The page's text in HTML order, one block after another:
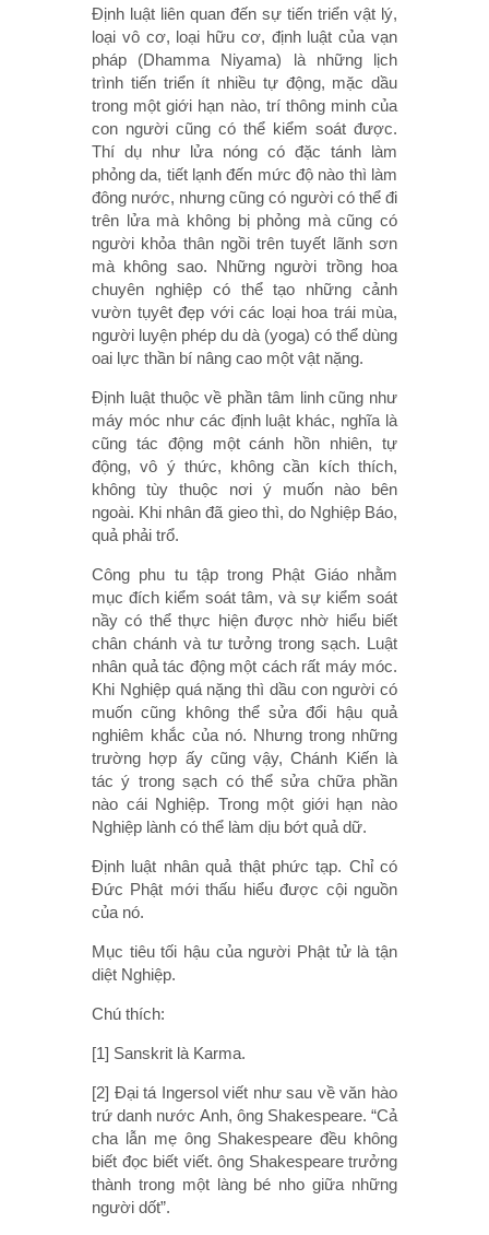
Định luật liên quan đến sự tiến triển vật lý,
loại vô cơ, loại hữu cơ, định luật của vạn
pháp (Dhamma Niyama) là những lịch
trình tiến triển ít nhiều tự động, mặc dầu
trong một giới hạn nào, trí thông minh của
con người cũng có thể kiểm soát được.
Thí dụ như lửa nóng có đặc tánh làm
phỏng da, tiết lạnh đến mức độ nào thì làm
đông nước, nhưng cũng có người có thể đi
trên lửa mà không bị phỏng mà cũng có
người khỏa thân ngồi trên tuyết lãnh sơn
mà không sao. Những người trồng hoa
chuyên nghiệp có thể tạo những cảnh
vườn tụyêt đẹp với các loại hoa trái mùa,
người luyện phép du dà (yoga) có thể dùng
oai lực thần bí nâng cao một vật nặng.
Định luật thuộc về phần tâm linh cũng như
máy móc như các định luật khác, nghĩa là
cũng tác động một cánh hồn nhiên, tự
động, vô ý thức, không cần kích thích,
không tùy thuộc nơi ý muốn nào bên
ngoài. Khi nhân đã gieo thì, do Nghiệp Báo,
quả phải trổ.
Công phu tu tập trong Phật Giáo nhằm
mục đích kiểm soát tâm, và sự kiểm soát
nầy có thể thực hiện được nhờ hiểu biết
chân chánh và tư tưởng trong sạch. Luật
nhân quả tác động một cách rất máy móc.
Khi Nghiệp quá nặng thì dầu con người có
muốn cũng không thể sửa đổi hậu quả
nghiêm khắc của nó. Nhưng trong những
trường hợp ấy cũng vậy, Chánh Kiến là
tác ý trong sạch có thể sửa chữa phần
nào cái Nghiệp. Trong một giới hạn nào
Nghiệp lành có thể làm dịu bớt quả dữ.
Định luật nhân quả thật phức tạp. Chỉ có
Đức Phật mới thấu hiểu được cội nguồn
của nó.
Mục tiêu tối hậu của người Phật tử là tận
diệt Nghiệp.
Chú thích:
[1] Sanskrit là Karma.
[2] Đại tá Ingersol viết như sau về văn hào
trứ danh nước Anh, ông Shakespeare. “Cả
cha lẫn mẹ ông Shakespeare đều không
biết đọc biết viết. ông Shakespeare trưởng
thành trong một làng bé nho giữa những
người dốt”.